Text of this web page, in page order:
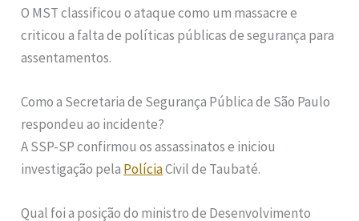
O MST classificou o ataque como um massacre e
criticou a falta de políticas públicas de segurança para
assentamentos.
Como a Secretaria de Segurança Pública de São Paulo
respondeu ao incidente?
A SSP-SP confirmou os assassinatos e iniciou
investigação pela PolíciaCivil de Taubaté.
Qual foi a posição do ministro de Desenvolvimento